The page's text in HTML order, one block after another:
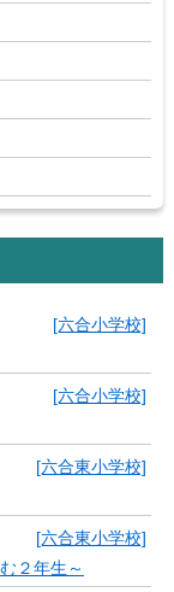
[六合小学校]
[六合小学校]
[六合東小学校]
[六合東小学校]
２年生～